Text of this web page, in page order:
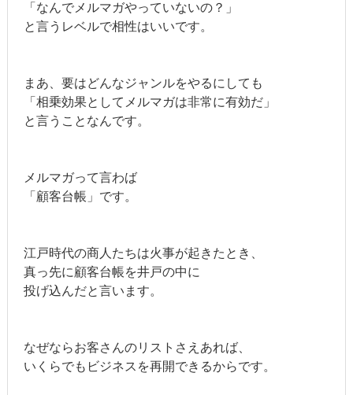
「なんでメルマガやっていないの？」
と言うレベルで相性はいいです。
まあ、要はどんなジャンルをやるにしても
「相乗効果としてメルマガは非常に有効だ」
と言うことなんです。
メルマガって言わば
「顧客台帳」です。
江戸時代の商人たちは火事が起きたとき、
真っ先に顧客台帳を井戸の中に
投げ込んだと言います。
なぜならお客さんのリストさえあれば、
いくらでもビジネスを再開できるからです。